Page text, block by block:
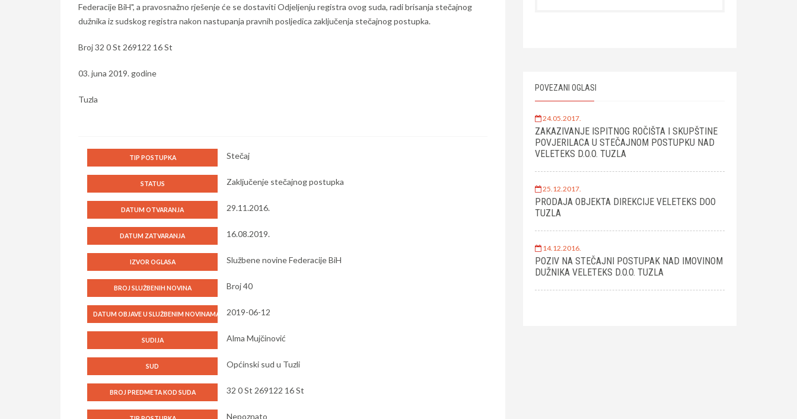
Federacije BiH", a pravosnažno rješenje će se dostaviti Odjeljenju registra ovog suda, radi brisanja stečajnog
dužnika iz sudskog registra nakon nastupanja pravnih posljedica zaključenja stečajnog postupka.
Broj 32 0 St 269122 16 St
03. juna 2019. godine
Tuzla
TIP POSTUPKA Stečaj
STATUS Zaključenje stečajnog postupka
DATUM OTVARANJA 29.11.2016.
DATUM ZATVARANJA 16.08.2019.
IZVOR OGLASA Službene novine Federacije BiH
BROJ SLUŽBENIH NOVINA Broj 40
DATUM OBJAVE U SLUŽBENIM NOVINAMA 2019-06-12
SUDIJA Alma Mujčinović
SUD Općinski sud u Tuzli
BROJ PREDMETA KOD SUDA 32 0 St 269122 16 St
Nepoznato
POVEZANI OGLASI
24.05.2017.
ZAKAZIVANJE ISPITNOG ROČIŠTA I SKUPŠTINE
POVJERILACA U STEČAJNOM POSTUPKU NAD
VELETEKS D.O.O. TUZLA
25.12.2017.
PRODAJA OBJEKTA DIREKCIJE VELETEKS DOO
TUZLA
14.12.2016.
POZIV NA STEČAJNI POSTUPAK NAD IMOVINOM
DUŽNIKA VELETEKS D.O.O. TUZLA